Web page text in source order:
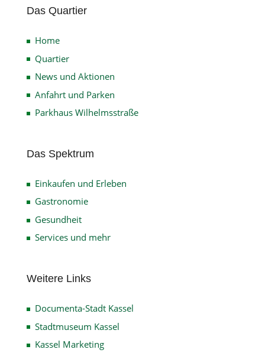
Das Quartier
Home
Quartier
News und Aktionen
Anfahrt und Parken
Parkhaus Wilhelmsstraße
Das Spektrum
Einkaufen und Erleben
Gastronomie
Gesundheit
Services und mehr
Weitere Links
Documenta-Stadt Kassel
Stadtmuseum Kassel
Kassel Marketing